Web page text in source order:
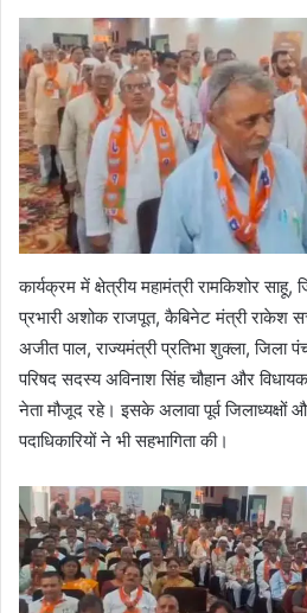
कार्यक्रम में क्षेत्रीय महामंत्री रामकिशोर साहू,
प्रभारी अशोक राजपूत, कैबिनेट मंत्री राकेश
अजीत पाल, राज्यमंत्री प्रतिभा शुक्ला, जिला
परिषद सदस्य अविनाश सिंह चौहान और
नेता मौजूद रहे। इसके अलावा पूर्व
पदाधिकारियों ने भी सहभागिता की।